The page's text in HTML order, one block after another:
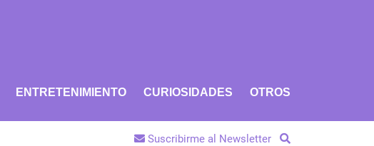
ENTRETENIMIENTO CURIOSIDADES OTROS
Suscribirme al Newsletter